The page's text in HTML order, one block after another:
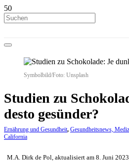
Symbolbild/Foto: Unsplash
Studien zu
desto gesünder?
Ernährung und Gesundheit, Gesundheitsnews,
California
M.A. Dirk de Pol, aktualisiert am 8. Juni